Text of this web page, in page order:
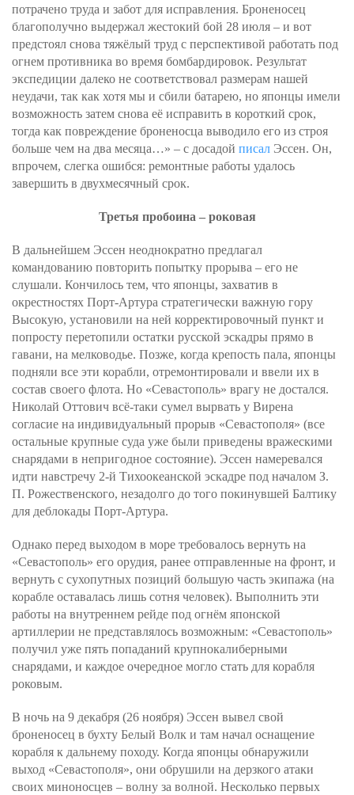
потрачено труда и забот для исправления. Броненосец
благополучно выдержал жестокий бой 28 июля – и вот
предстоял снова тяжёлый труд с перспективой работать под
огнем противника во время бомбардировок. Результат
экспедиции далеко не соответствовал размерам нашей
неудачи, так как хотя мы и сбили батарею, но японцы имели
возможность затем снова её исправить в короткий срок,
тогда как повреждение броненосца выводило его из строя
больше чем на два месяца…» – с досадой писал Эссен. Он,
впрочем, слегка ошибся: ремонтные работы удалось
завершить в двухмесячный срок.
Третья пробоина – роковая
В дальнейшем Эссен неоднократно предлагал
командованию повторить попытку прорыва – его не
слушали. Кончилось тем, что японцы, захватив в
окрестностях Порт-Артура стратегически важную гору
Высокую, установили на ней корректировочный пункт и
попросту перетопили остатки русской эскадры прямо в
гавани, на мелководье. Позже, когда крепость пала, японцы
подняли все эти корабли, отремонтировали и ввели их в
состав своего флота. Но «Севастополь» врагу не достался.
Николай Оттович всё-таки сумел вырвать у Вирена
согласие на индивидуальный прорыв «Севастополя» (все
остальные крупные суда уже были приведены вражескими
снарядами в непригодное состояние). Эссен намеревался
идти навстречу 2-й Тихоокеанской эскадре под началом З.
П. Рожественского, незадолго до того покинувшей Балтику
для деблокады Порт-Артура.
Однако перед выходом в море требовалось вернуть на
«Севастополь» его орудия, ранее отправленные на фронт, и
вернуть с сухопутных позиций большую часть экипажа (на
корабле оставалась лишь сотня человек). Выполнить эти
работы на внутреннем рейде под огнём японской
артиллерии не представлялось возможным: «Севастополь»
получил уже пять попаданий крупнокалиберными
снарядами, и каждое очередное могло стать для корабля
роковым.
В ночь на 9 декабря (26 ноября) Эссен вывел свой
броненосец в бухту Белый Волк и там начал оснащение
корабля к дальнему походу. Когда японцы обнаружили
выход «Севастополя», они обрушили на дерзкого атаки
своих миноносцев – волну за волной. Несколько первых